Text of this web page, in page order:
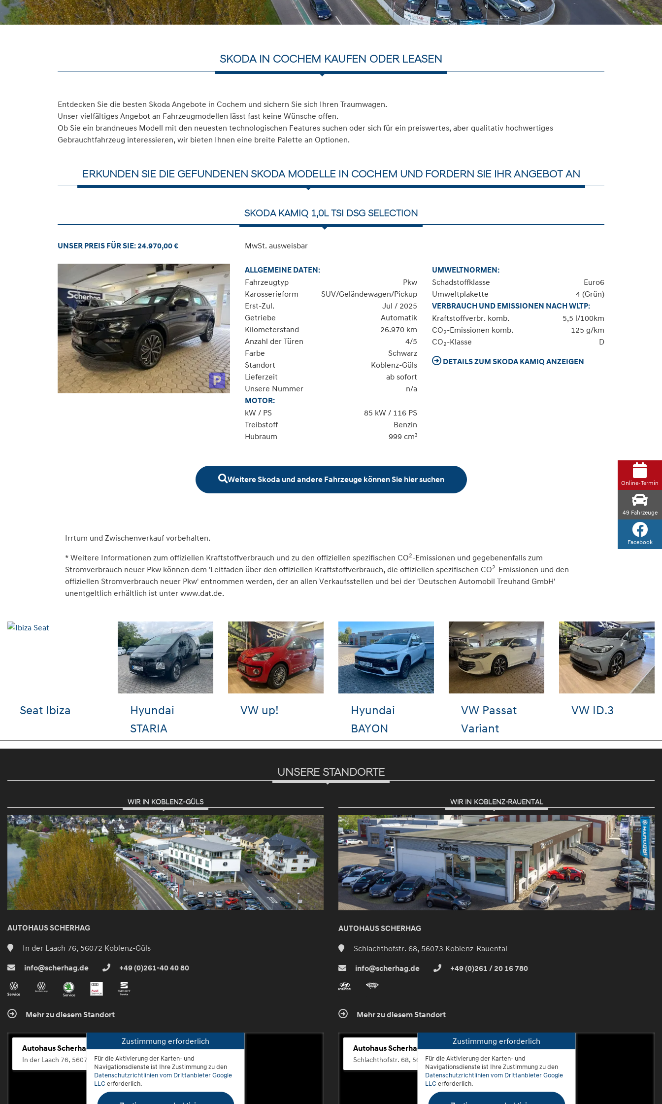
SKODA IN COCHEM KAUFEN ODER LEASEN
Entdecken Sie die besten Skoda Angebote in Cochem und sichern Sie sich Ihren Traumwagen.
Unser vielfältiges Angebot an Fahrzeugmodellen lässt fast keine Wünsche offen.
Ob Sie ein brandneues Modell mit den neuesten technologischen Features suchen oder sich für ein preiswertes, aber qualitativ hochwertiges
Gebrauchtfahrzeug interessieren, wir bieten Ihnen eine breite Palette an Optionen.
ERKUNDEN SIE DIE GEFUNDENEN SKODA MODELLE IN COCHEM UND FORDERN SIE IHR ANGEBOT AN
SKODA KAMIQ 1,0L TSI DSG SELECTION
UNSER PREIS FÜR SIE: 24.970,00 € MwSt. ausweisbar
ALLGEMEINE DATEN:
Fahrzeugtyp
Pkw
Karosserieform
SUV/Geländewagen/Pickup
Erst-Zul.
Jul / 2025
Getriebe
Automatik
Kilometerstand
26.970 km
Anzahl der Türen
4/5
Farbe
Schwarz
Standort
Koblenz-Güls
Lieferzeit
ab sofort
Unsere Nummer
n/a
MOTOR:
kW / PS
85 kW / 116 PS
Treibstoff
Benzin
Hubraum
999 cm³
UMWELTNORMEN:
Schadstoffklasse
Euro6
Umweltplakette
4 (Grün)
VERBRAUCH UND EMISSIONEN NACH WLTP:
Kraftstoffverbr. komb.
5,5 l/100km
CO2-Emissionen komb.
125 g/km
CO2-Klasse D
DETAILS ZUM SKODA KAMIQ ANZEIGEN
Weitere Skoda und andere Fahrzeuge können Sie hier suchen
Irrtum und Zwischenverkauf vorbehalten.
* Weitere Informationen zum offiziellen Kraftstoffverbrauch und zu den offiziellen spezifischen CO2-Emissionen und gegebenenfalls zum
Stromverbrauch neuer Pkw können dem 'Leitfaden über den offiziellen Kraftstoffverbrauch, die offiziellen spezifischen CO2-Emissionen und den
offiziellen Stromverbrauch neuer Pkw' entnommen werden, der an allen Verkaufsstellen und bei der 'Deutschen Automobil Treuhand GmbH'
unentgeltlich erhältlich ist unter www.dat.de.
VW ID.3
Hyundai
KONA
VW T-Cross Hyundai i10
Hyundai
IONIQ 5
VW Passat
UNSERE STANDORTE
WIR IN KOBLENZ-GÜLS
AUTOHAUS SCHERHAG
In der Laach 76, 56072 Koblenz-Güls
info@scherhag.de +49 (0)261-40 40 80
Mehr zu diesem Standort
Autohaus Scherhag
In der Laach 76, 56072 Koblenz-Güls
Zustimmung erforderlich
Für die Aktivierung der Karten- und
Navigationsdienste ist Ihre Zustimmung zu den
Datenschutzrichtlinien vom Drittanbieter Google
LLC erforderlich.
WIR IN KOBLENZ-RAUENTAL
AUTOHAUS SCHERHAG
Schlachthofstr. 68, 56073 Koblenz-Rauental
info@scherhag.de +49 (0)261 / 20 16 780
Mehr zu diesem Standort
Autohaus Scherhag
Schlachthofstr. 68, 56073 Koblenz-Rauental
Zustimmung erforderlich
Für die Aktivierung der Karten- und
Navigationsdienste ist Ihre Zustimmung zu den
Datenschutzrichtlinien vom Drittanbieter Google
LLC erforderlich.
Online-Termin
49 Fahrzeuge
Facebook